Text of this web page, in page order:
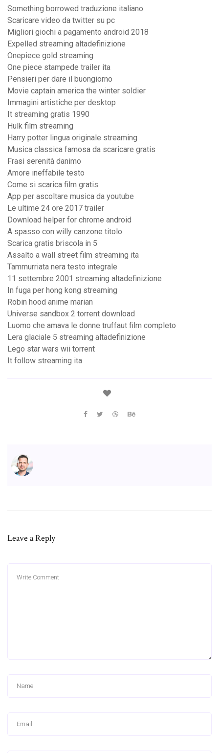
Something borrowed traduzione italiano
Scaricare video da twitter su pc
Migliori giochi a pagamento android 2018
Expelled streaming altadefinizione
Onepiece gold streaming
One piece stampede trailer ita
Pensieri per dare il buongiorno
Movie captain america the winter soldier
Immagini artistiche per desktop
It streaming gratis 1990
Hulk film streaming
Harry potter lingua originale streaming
Musica classica famosa da scaricare gratis
Frasi serenità danimo
Amore ineffabile testo
Come si scarica film gratis
App per ascoltare musica da youtube
Le ultime 24 ore 2017 trailer
Download helper for chrome android
A spasso con willy canzone titolo
Scarica gratis briscola in 5
Assalto a wall street film streaming ita
Tammurriata nera testo integrale
11 settembre 2001 streaming altadefinizione
In fuga per hong kong streaming
Robin hood anime marian
Universe sandbox 2 torrent download
Luomo che amava le donne truffaut film completo
Lera glaciale 5 streaming altadefinizione
Lego star wars wii torrent
It follow streaming ita
Leave a Reply